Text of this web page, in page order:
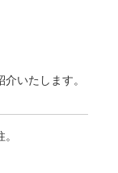
いたします。